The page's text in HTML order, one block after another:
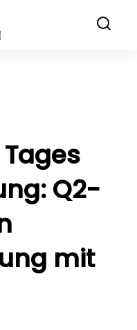
Q2-
mit